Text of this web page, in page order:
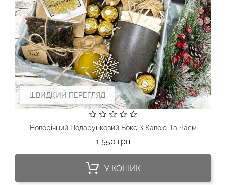
ШВИДКИЙ ПЕРЕГЛЯД
Новорічний Подарунковий Бокс З Кавою Та Чаєм
1 550 грнЦіна
У КОШИК